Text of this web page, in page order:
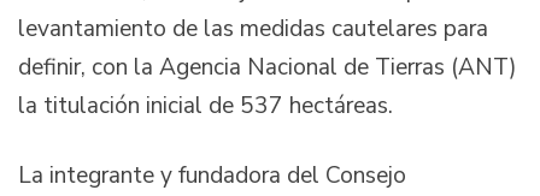
levantamiento de las medidas cautelares para
definir, con la Agencia Nacional de Tierras (ANT)
la titulación inicial de 537 hectáreas.
La integrante y fundadora del Consejo